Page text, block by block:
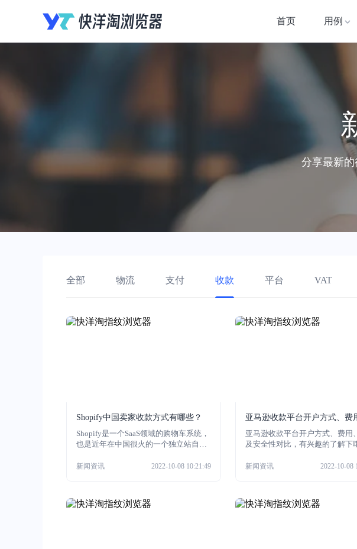
首页 用例
分享最新
全部 物流 支付 收款 平台 VAT
Shopify中国卖家收款方式有哪些？
Shopify是一个SaaS领域的购物车系统，
也是近年在中国很火的一个独立站自建
可在其上利用各种主题/模板建立自己的
大家说说Shopify中国卖家收款方式有哪
些？感兴趣的朋友一起来看看吧！
新闻资讯 2022-10-08 10:21:49
亚马逊收款平台开户方式、费
能及安全性对比
亚马逊收款平台开户方式、费用
及安全性对比，有兴趣的了解下
新闻资讯 2022-10-08